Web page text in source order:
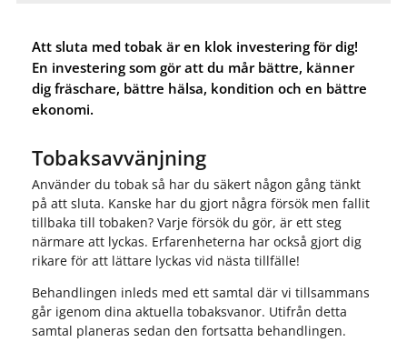
Att sluta med tobak är en klok investering för dig!
En investering som gör att du mår bättre, känner
dig fräschare, bättre hälsa, kondition och en bättre
ekonomi.
Tobaksavvänjning
Använder du tobak så har du säkert någon gång tänkt
på att sluta. Kanske har du gjort några försök men fallit
tillbaka till tobaken? Varje försök du gör, är ett steg
närmare att lyckas. Erfarenheterna har också gjort dig
rikare för att lättare lyckas vid nästa tillfälle!
Behandlingen inleds med ett samtal där vi tillsammans
går igenom dina aktuella tobaksvanor. Utifrån detta
samtal planeras sedan den fortsatta behandlingen.